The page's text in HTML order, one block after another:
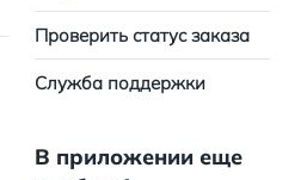
Проверить статус заказа
Служба поддержки
В приложении еще